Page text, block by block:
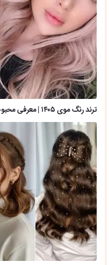
ترند رنگ موی ۱۴۰۵ | معرفی محبوب ترین رنگ موهای مد امسال